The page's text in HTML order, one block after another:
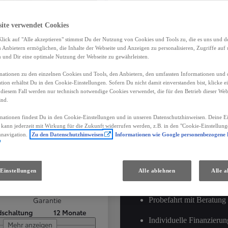
1,5D130 SH/L/HK
Kilometerstand
Garantie
12 Monate
Mehr anzeigen
Das sind
Vorteile:
Mobilitätsgarantie für
bei Pannen oder
Service &
deinem Toyota Partner
Probefahrt mit Beratung
Individuelle
verwendet Cookies
auf "Alle akzeptieren" stimmst Du der Nutzung von Cookies und Tools zu, die es uns und
Anbietern ermöglichen, die Inhalte der Webseite und Anzeigen zu personalisieren, Zugriffe auf
und Dir eine optimale Nutzung der Webseite zu gewährleisten.
zu den einzelnen Cookies und Tools, den Anbietern, den umfassten Informationen
erhältst Du in den Cookie-Einstellungen. Sofern Du nicht damit einverstanden bist, klicke
Fall werden nur technisch notwendige Cookies verwendet, die für den Betrieb dieser
findest Du in den Cookie-Einstellungen und in unseren Datenschutzhinweisen. Deine
jederzeit mit Wirkung für die Zukunft widerrufen werden, z.B. in den "Cookie-
Zu den Datenschutzhinweisen
Informationen wie Google personenbezogene
Alle ablehnen Alle